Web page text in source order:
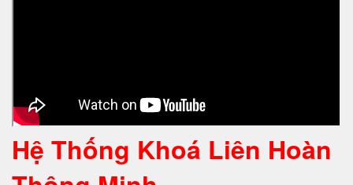
Hệ Thống Khoá Liên Hoàn